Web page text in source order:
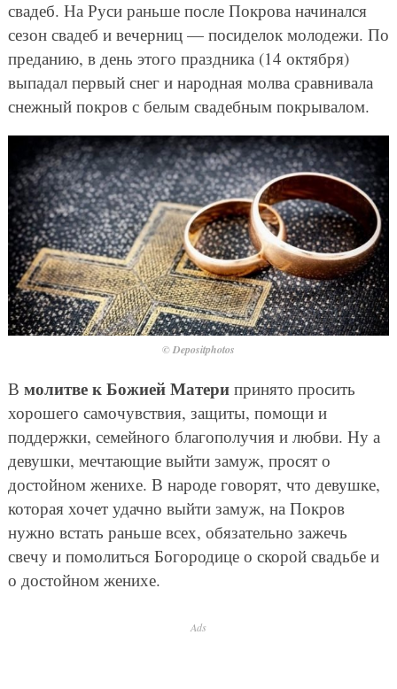
свадеб. На Руси раньше после Покрова начинался
сезон свадеб и вечерниц — посиделок молодежи. По
преданию, в день этого праздника (14 октября)
выпадал первый снег и народная молва сравнивала
снежный покров с белым свадебным покрывалом.
© Depositphotos
В молитве к Божией Материпринято просить
хорошего самочувствия, защиты, помощи и
поддержки, семейного благополучия и любви. Ну а
девушки, мечтающие выйти замуж, просят о
достойном женихе. В народе говорят, что девушке,
которая хочет удачно выйти замуж, на Покров
нужно встать раньше всех, обязательно зажечь
свечу и помолиться Богородице о скорой свадьбе и
о достойном женихе.
Ads